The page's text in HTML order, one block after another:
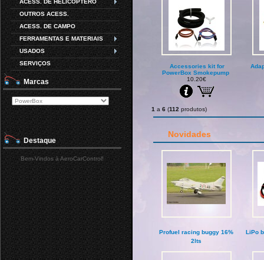
ACESS. DE HELICÓPTERO
OUTROS ACESS.
ACESS. DE CAMPO
FERRAMENTAS E MATERIAIS
USADOS
SERVIÇOS
Marcas
Destaque
Bem-Vindos à AeroCarControl!
Accessories kit for
PowerBox Smokepump
10.20€
1 a 6 (112 produtos)
Novidades
Profuel racing buggy 16%
2lts
LiPo